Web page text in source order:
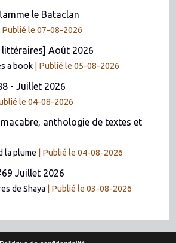
le Bataclan
Publié le 07-08-2026
littéraires] Août 2026
a book Publié le 05-08-2026
- Juillet 2026
le 04-08-2026
anthologie de textes et
la plume Publié le 04-08-2026
Juillet 2026
de Shaya Publié le 03-08-2026